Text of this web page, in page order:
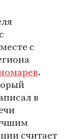
с
.
в
считает